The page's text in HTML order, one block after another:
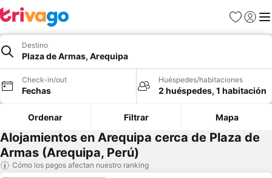
Favoritos
Iniciar
Destino
Plaza de Armas, Arequipa
Check-in/out
Fechas
Huéspedes/habitaciones
2 huéspedes, 1 habitación
Ordenar Filtrar Mapa
Alojamientos en Arequipa cerca de Plaza de
Armas (Arequipa, Perú)
Cómo los pagos afectan nuestro ranking